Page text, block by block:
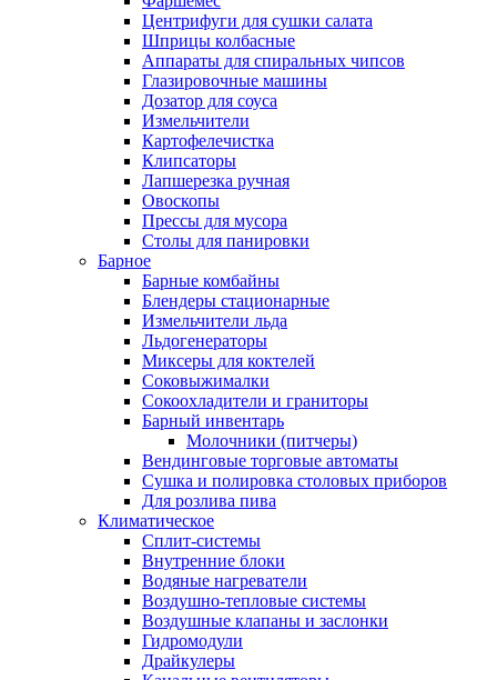
Центрифуги для сушки салата
Шприцы колбасные
Аппараты для спиральных чипсов
Глазировочные машины
Дозатор для соуса
Измельчители
Картофелечистка
Клипсаторы
Лапшерезка ручная
Овоскопы
Прессы для мусора
Столы для панировки
Барное
Барные комбайны
Блендеры стационарные
Измельчители льда
Льдогенераторы
Миксеры для коктелей
Соковыжималки
Сокоохладители и граниторы
Барный инвентарь
Молочники (питчеры)
Вендинговые торговые автоматы
Сушка и полировка столовых приборов
Для розлива пива
Климатическое
Сплит-системы
Внутренние блоки
Водяные нагреватели
Воздушно-тепловые системы
Воздушные клапаны и заслонки
Гидромодули
Драйкулеры